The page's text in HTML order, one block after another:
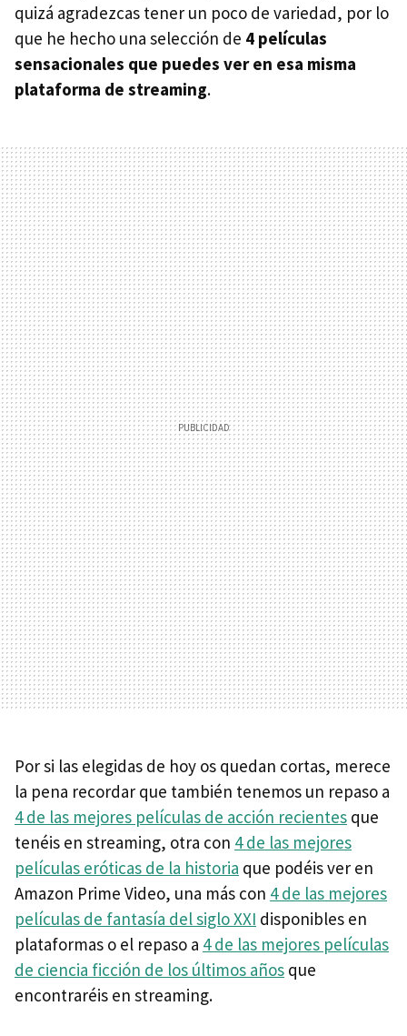
quizá agradezcas tener un poco de variedad, por lo
que he hecho una selección de 4 películas
sensacionales que puedes ver en esa misma
plataforma de streaming.
Por si las elegidas de hoy os quedan cortas, merece
la pena recordar que también tenemos un repaso a
4 de las mejores películas de acción recientes que
tenéis en streaming, otra con 4 de las mejores
películas eróticas de la historia que podéis ver en
Amazon Prime Video, una más con 4 de las mejores
películas de fantasía del siglo XXI disponibles en
plataformas o el repaso a 4 de las mejores películas
de ciencia ficción de los últimos años que
encontraréis en streaming.